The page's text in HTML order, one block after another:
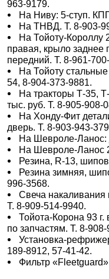
963-9179.
На Ниву: 5-ступ.
На ТНВД. Т. 8-903-
На Тойоту-Короллу
правая, крыло
передний. Т. 8-961-
На Тойоту
54, 8-904-373-9881.
На тракторы Т-35,
тыс. руб. Т. 8-905-908-
На Хонду-Фит
дверь. Т. 8-903-943-
На Шевроле-Ланос:
На Шевроле-Ланос
Резина, R-13,
Резина зимняя,
996-3568.
Свеча
Т. 8-909-514-9940.
Тойота-Корона 93
по запчастям. Т. 8-
Установка-
189-8912, 57-41-42.
Фильтр